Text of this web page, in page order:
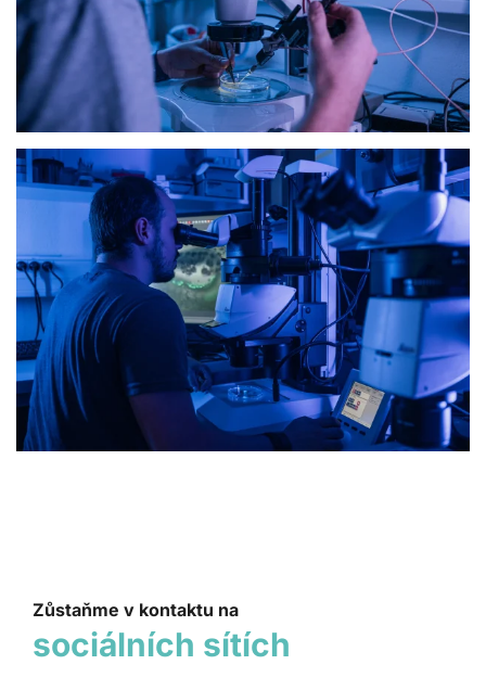
Zůstaňme v kontaktu na
sociálních sítích